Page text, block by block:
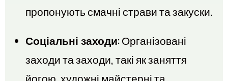
пропонують смачні страви та закуски.
Соціальні заходи:Організовані
заходи та заходи, такі як заняття